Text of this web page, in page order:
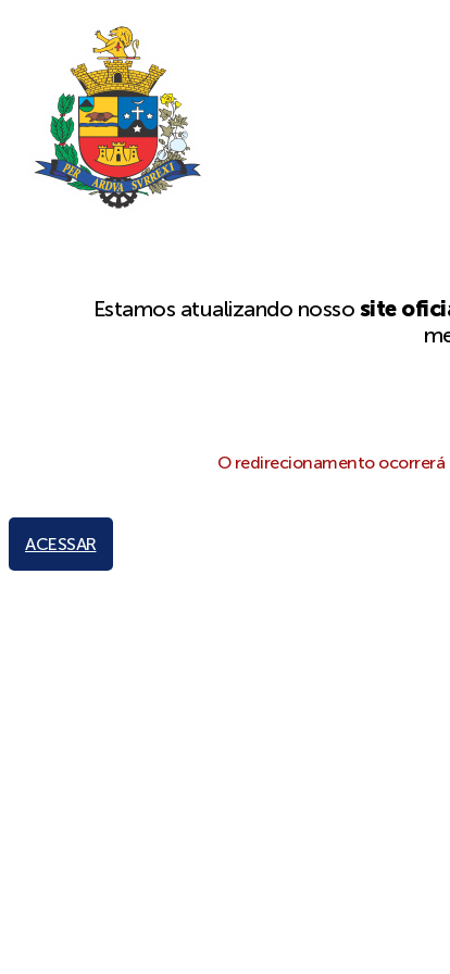
Estamos atualizando nosso site
O redirecionamento ocorrerá
ACESSAR